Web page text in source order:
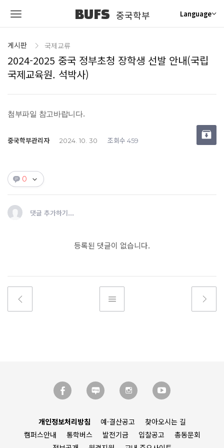
BUFS 중국학부 Language
게시판 국제교류
2024-2025 중국 정부초청 장학생 선발 안내(국립
국제교육원. 석박사)
첨부파일 참고바랍니다.
중국학부관리자 2024. 10. 30 조회수 459
0
댓글 추가하기...
등록된 댓글이 없습니다.
개인정보처리방침 예·결산공고
찾아오시는 길
캠퍼스안내
통학버스 발전기금 입찰공고
총동문회